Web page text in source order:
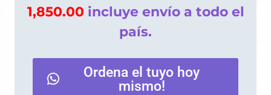
1,850.00 incluye envío a todo el
país.
Ordena el tuyo hoy
mismo!